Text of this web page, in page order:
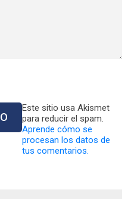
Este sitio usa Akismet
para reducir el spam.
Aprende cómo se
procesan los datos de
tus comentarios.